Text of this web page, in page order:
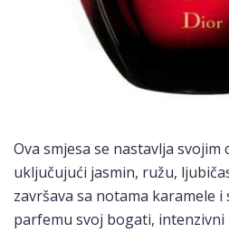
Ova smjesa se nastavlja svojim
uključujući jasmin, ružu,
završava sa notama karamele
parfemu svoj bogati,